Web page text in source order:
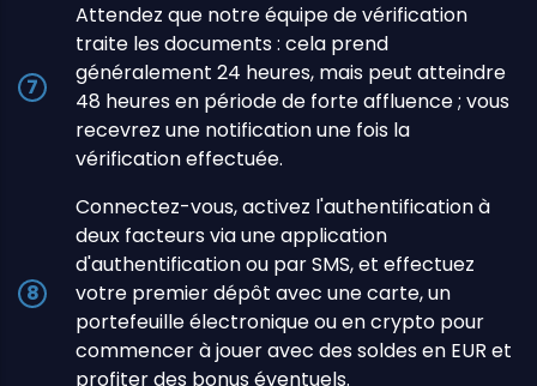
Attendez que notre équipe de vérification
traite les documents : cela prend
généralement 24 heures, mais peut atteindre
48 heures en période de forte affluence ; vous
recevrez une notification une fois la
vérification effectuée.
Connectez-vous, activez l'authentification à
deux facteurs via une application
d'authentification ou par SMS, et effectuez
votre premier dépôt avec une carte, un
portefeuille électronique ou en crypto pour
commencer à jouer avec des soldes en EUR et
profiter des bonus éventuels.